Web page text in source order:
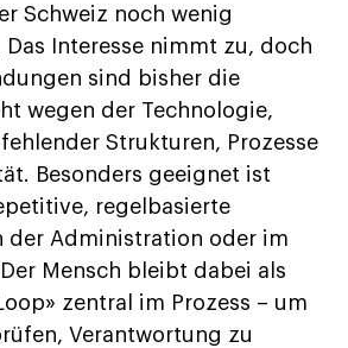
Schweiz noch wenig
Das Interesse nimmt zu, doch
sind bisher die
wegen der Technologie,
Strukturen, Prozesse
Besonders geeignet ist
regelbasierte
der Administration oder im
Mensch bleibt dabei als
zentral im Prozess – um
Verantwortung zu